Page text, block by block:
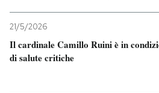
Cultura
Economia
Sport
21/5/2026
Il cardinale Camillo Ruini è in
di salute critiche